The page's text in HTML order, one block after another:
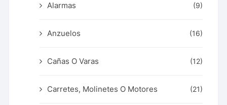
Alarmas (9)
Anzuelos (16)
Cañas O Varas (12)
Carretes, Molinetes O Motores (21)